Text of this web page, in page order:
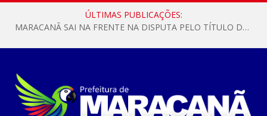
ÚLTIMAS PUBLICAÇÕES:
MARACANÃ SAI NA FRENTE NA DISPUTA PELO TÍTULO DA COPA PARÁ SUB-17!